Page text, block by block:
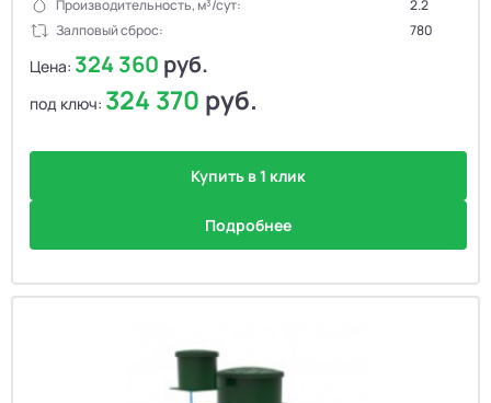
Производительность, м³/сут:
2.2
Залповый сброс:
780
Цена: 324 360 руб.
под ключ: 324 370 руб.
Купить в 1 клик
Подробнее